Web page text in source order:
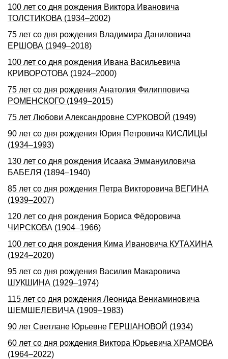
100 лет со дня рождения Виктора Ивановича
ТОЛСТИКОВА (1934–2002)
75 лет со дня рождения Владимира Даниловича
ЕРШОВА (1949–2018)
100 лет со дня рождения Ивана Васильевича
КРИВОРОТОВА (1924–2000)
75 лет со дня рождения Анатолия Филипповича
РОМЕНСКОГО (1949–2015)
75 лет Любови Александровне СУРКОВОЙ (1949)
90 лет со дня рождения Юрия Петровича КИСЛИЦЫ
(1934–1993)
130 лет со дня рождения Исаака Эммануиловича
БАБЕЛЯ (1894–1940)
85 лет со дня рождения Петра Викторовича ВЕГИНА
(1939–2007)
120 лет со дня рождения Бориса Фёдоровича
ЧИРСКОВА (1904–1966)
100 лет со дня рождения Кима Ивановича КУТАХИНА
(1924–2020)
95 лет со дня рождения Василия Макаровича
ШУКШИНА (1929–1974)
115 лет со дня рождения Леонида Вениаминовича
ШЕМШЕЛЕВИЧА (1909–1983)
90 лет Светлане Юрьевне ГЕРШАHОВОЙ (1934)
60 лет со дня рождения Виктора Юрьевича ХРАМОВА
(1964–2022)